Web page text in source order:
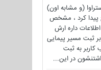
(و مشابه اون)
پیدا کرد ، مشخص
داره ارش
ثبت مسیر پیمایی
کاربر به ثبت
در این...